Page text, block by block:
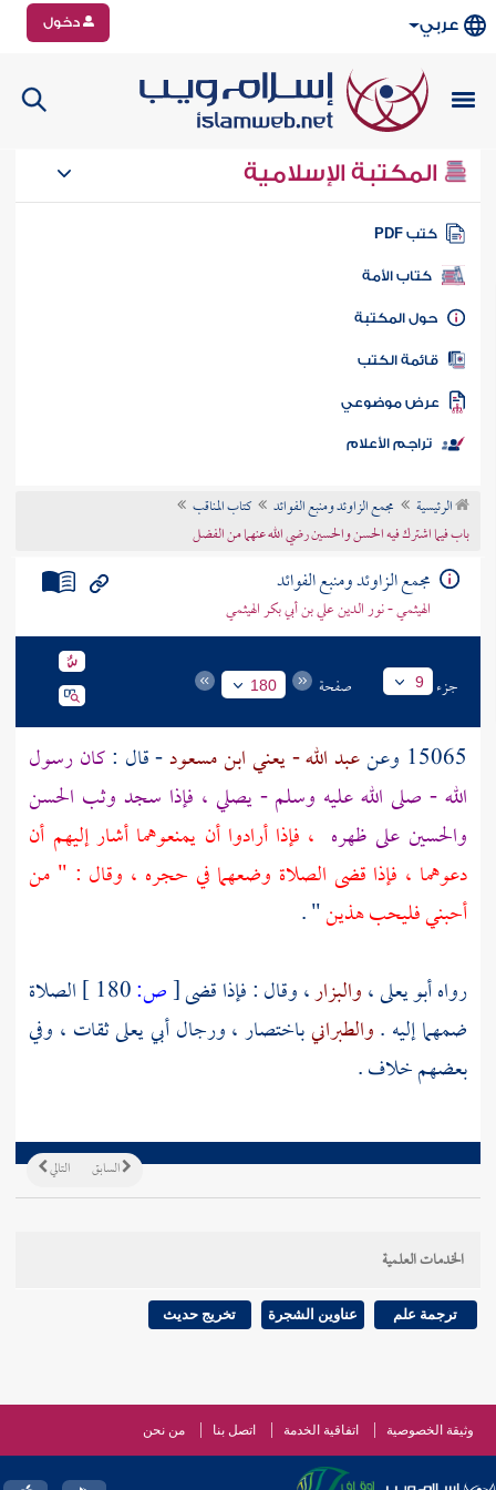
عربي دخول
المكتبة الإسلامية
كتب PDF
كتاب الأمة
المكتبة
الكتب
موضوعي
تراجم الأعلام
الرئيسية مجمع الزاوئد ومنبع الفوائد
كتاب المناقب
باب فيما اشترك فيه الحسن والحسين رضي الله عنهما من الفضل
مجمع الزاوئد ومنبع الفوائد
الهيثمي - نور الدين علي بن أبي بكر الهيثمي
جزء 9 صفحة 180
15065 وعن عبد الله - يعني ابن مسعود- قال :كان رسول
الله - صلى الله عليه وسلم - يصلي ، فإذا سجد وثب الحسن
والحسين على ظهره ، فإذا أرادوا أن يمنعوهما أشار إليهم أن
دعوهما ، فإذا قضى الصلاة وضعهما في حجره ، وقال : " من
أحبني فليحب هذين" .
رواهأبو يعلى،والبزار، وقال : فإذا قضى[ص:
الصلاة
ضمهما إليه .والطبرانيباختصار ، ورجالأبي يعلىثقات ، وفي
بعضهم خلاف .
التالي السابق
الخدمات العلمية
ترجمة علم عناوين الشجرة تخريج حديث
وثيقة الخصوصية اتفاقية الخدمة اتصل بنا من نحن